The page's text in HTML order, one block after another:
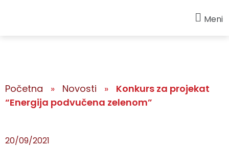
Meni
Početna » Novosti »
Konkurs za projekat
“Energija podvučena zelenom”
20/09/2021